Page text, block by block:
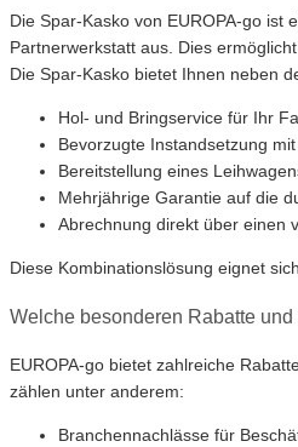
Die Spar-Kasko von EUROPA-go ist
Partnerwerkstatt aus. Dies
Die Spar-Kasko bietet Ihnen neben
Hol- und Bringservice für Ihr
Bevorzugte Instandsetzung
Bereitstellung eines
Mehrjährige Garantie auf die
Abrechnung direkt über einen
Diese Kombinationslösung eignet
Welche besonderen Rabatte
EUROPA-go bietet zahlreiche
zählen unter anderem:
Branchennachlässe für